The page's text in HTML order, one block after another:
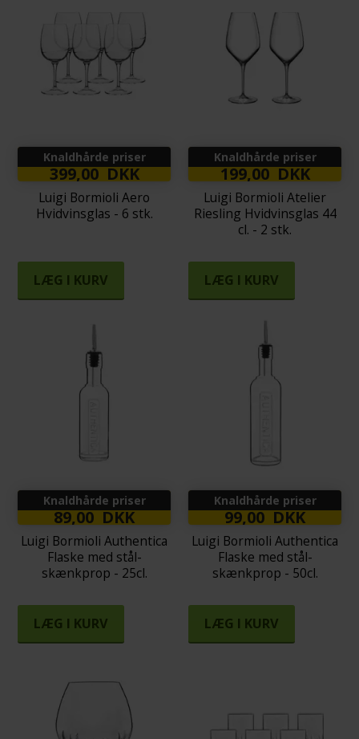
Knaldhårde priser
399,00 DKK
Luigi Bormioli Aero
Hvidvinsglas - 6 stk.
LÆG I KURV
Knaldhårde priser
199,00 DKK
Luigi Bormioli Atelier
Riesling Hvidvinsglas 44
cl. - 2 stk.
LÆG I KURV
Knaldhårde priser
89,00 DKK
Luigi Bormioli Authentica
Flaske med stål-
skænkprop - 25cl.
LÆG I KURV
Knaldhårde priser
99,00 DKK
Luigi Bormioli Authentica
Flaske med stål-
skænkprop - 50cl.
LÆG I KURV